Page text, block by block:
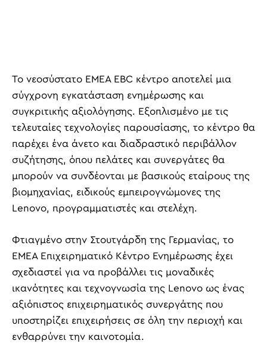
Το νεοσύστατο EMEA EBC κέντρο αποτελεί μια
σύγχρονη εγκατάσταση ενημέρωσης και
συγκριτικής αξιολόγησης. Εξοπλισμένο με τις
τελευταίες τεχνολογίες παρουσίασης, το κέντρο θα
παρέχει ένα άνετο και διαδραστικό περιβάλλον
συζήτησης, όπου πελάτες και συνεργάτες θα
μπορούν να συνδέονται με βασικούς εταίρους της
βιομηχανίας, ειδικούς εμπειρογνώμονες της
Lenovo, προγραμματιστές και στελέχη.
Φτιαγμένο στην Στουτγάρδη της Γερμανίας, το
EMEA Επιχειρηματικό Κέντρο Ενημέρωσης έχει
σχεδιαστεί για να προβάλλει τις μοναδικές
ικανότητες και τεχνογνωσία της Lenovo ως ένας
αξιόπιστος επιχειρηματικός συνεργάτης που
υποστηρίζει επιχειρήσεις σε όλη την περιοχή και
ενθαρρύνει την καινοτομία.